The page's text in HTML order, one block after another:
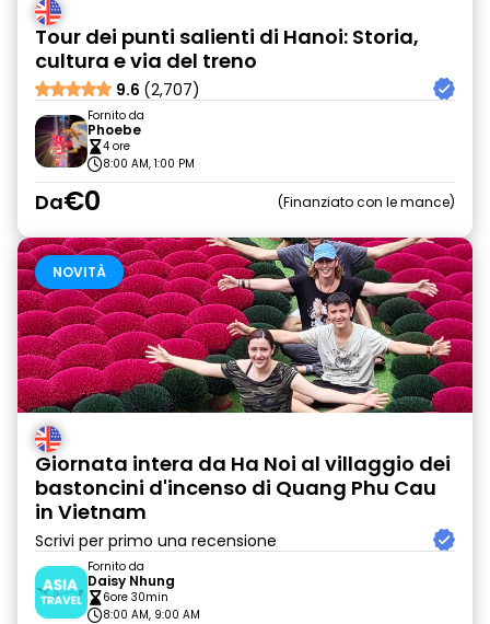
Tour dei punti salienti di Hanoi: Storia,
cultura e via del treno
9.6 (2,707)
Fornito da
Phoebe
4 ore
8:00 AM, 1:00 PM
Da€0 Finanziato con le mance
NOVITÀ
Giornata intera da Ha Noi al villaggio dei
bastoncini d'incenso di Quang Phu Cau
in Vietnam
Scrivi per primo una recensione
Fornito da
Daisy Nhung
6ore 30min
8:00 AM, 9:00 AM